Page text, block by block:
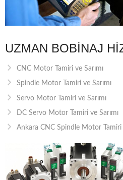
UZMAN BOBINAJ
CNC Motor Tamiri ve Sarımı
Spindle Motor Tamiri ve Sarımı
Servo Motor Tamiri ve Sarımı
DC Servo Motor Tamiri ve Sarımı
Ankara CNC Spindle Motor Tamiri